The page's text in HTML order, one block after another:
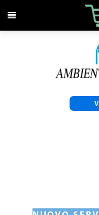
Attiva / disattiva la